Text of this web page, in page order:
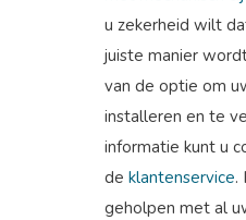
u zekerheid wilt
juiste manier
van de optie om
installeren en te
informatie kunt u
deklantenservice.
geholpen met al